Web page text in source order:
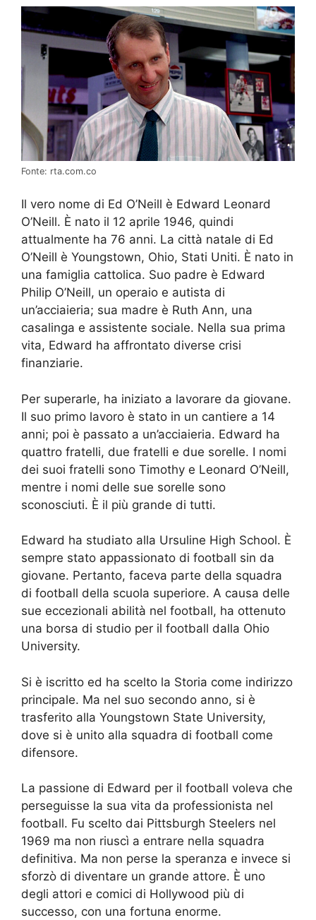
Fonte: rta.com.co
Il vero nome di Ed O’Neill è Edward Leonard
O’Neill. È nato il 12 aprile 1946, quindi
attualmente ha 76 anni. La città natale di Ed
O’Neill è Youngstown, Ohio, Stati Uniti. È nato in
una famiglia cattolica. Suo padre è Edward
Philip O’Neill, un operaio e autista di
un’acciaieria; sua madre è Ruth Ann, una
casalinga e assistente sociale. Nella sua prima
vita, Edward ha affrontato diverse crisi
finanziarie.
Per superarle, ha iniziato a lavorare da giovane.
Il suo primo lavoro è stato in un cantiere a 14
anni; poi è passato a un’acciaieria. Edward ha
quattro fratelli, due fratelli e due sorelle. I nomi
dei suoi fratelli sono Timothy e Leonard O’Neill,
mentre i nomi delle sue sorelle sono
sconosciuti. È il più grande di tutti.
Edward ha studiato alla Ursuline High School. È
sempre stato appassionato di football sin da
giovane. Pertanto, faceva parte della squadra
di football della scuola superiore. A causa delle
sue eccezionali abilità nel football, ha ottenuto
una borsa di studio per il football dalla Ohio
University.
Si è iscritto ed ha scelto la Storia come indirizzo
principale. Ma nel suo secondo anno, si è
trasferito alla Youngstown State University,
dove si è unito alla squadra di football come
difensore.
La passione di Edward per il football voleva che
perseguisse la sua vita da professionista nel
football. Fu scelto dai Pittsburgh Steelers nel
1969 ma non riuscì a entrare nella squadra
definitiva. Ma non perse la speranza e invece si
sforzò di diventare un grande attore. È uno
degli attori e comici di Hollywood più di
successo, con una fortuna enorme.